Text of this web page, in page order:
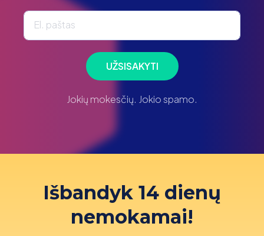
El. paštas
UŽSISAKYTI
Jokių mokesčių. Jokio spamo.
Išbandyk 14 dienų
nemokamai!